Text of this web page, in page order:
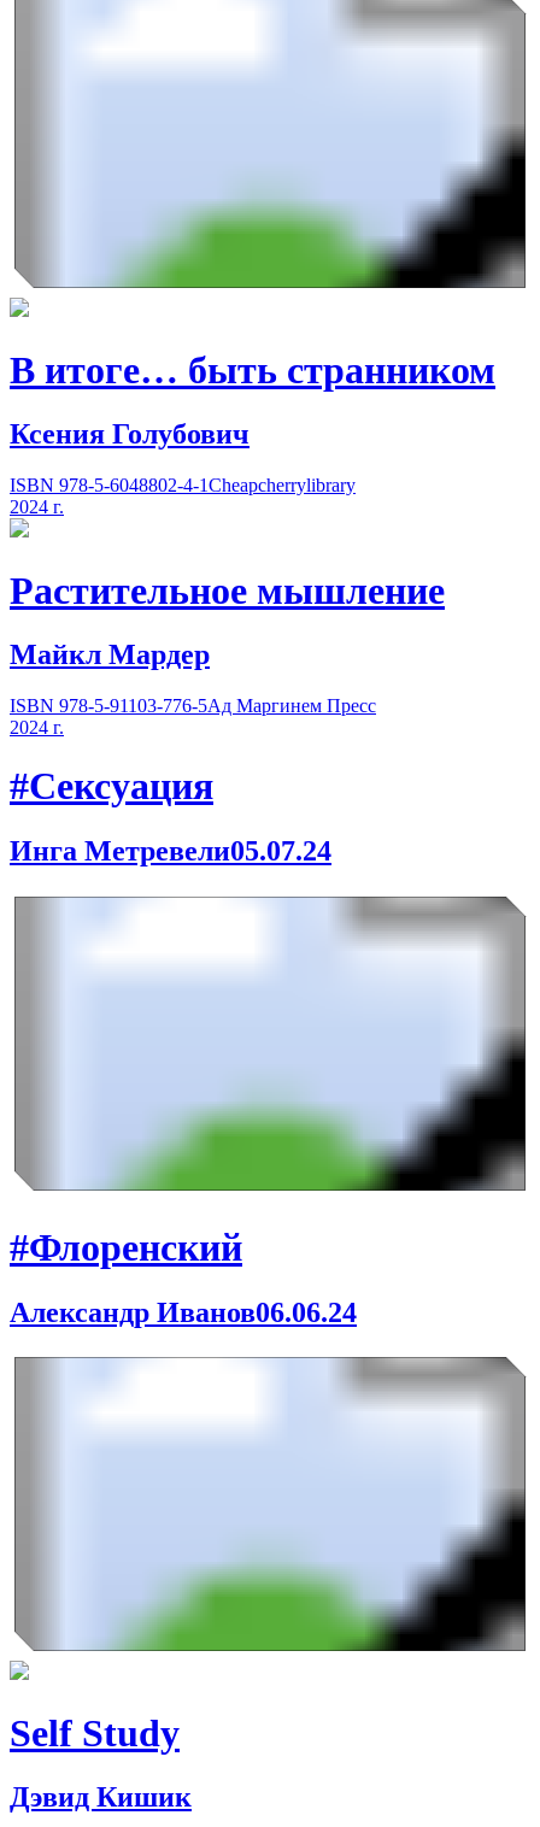
В итоге… быть странником
Ксения Голубович
ISBN 978-5-6048802-4-1Cheapcherrylibrary
2024 г.
Растительное мышление
Майкл Мардер
ISBN 978-5-91103-776-5Ад Маргинем Пресс
2024 г.
#Сексуация
Инга Метревели05.07.24
#Флоренский
Александр Иванов06.06.24
Self Study
Дэвид Кишик